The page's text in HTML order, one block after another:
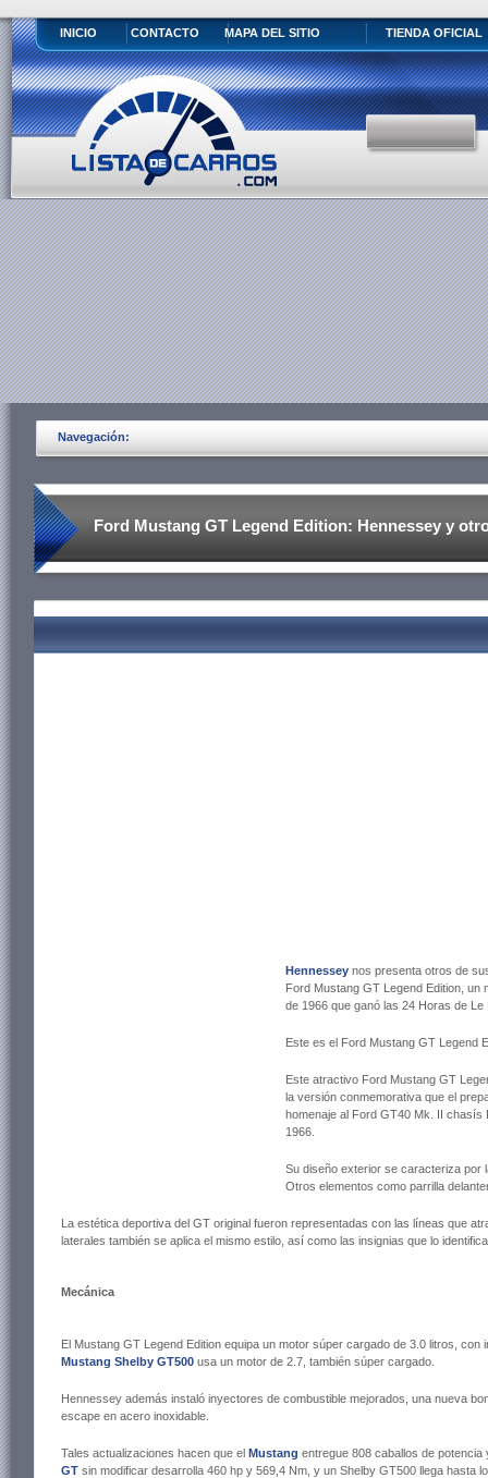
INICIO CONTACTO MAPA DEL SITIO TIENDA OFICIAL
Navegación:
Ford Mustang GT Legend Edition: Hennessey y
Hennessey nos presenta otros de
Ford Mustang GT Legend Edition,
de 1966 que ganó las 24 Horas de
Este es el Ford Mustang GT Legend
Este atractivo Ford Mustang GT
la versión conmemorativa que el
homenaje al Ford GT40 Mk. II chasís
1966.
Su diseño exterior se caracteriza por
Otros elementos como parrilla
La estética deportiva del GT original fueron representadas con las líneas que
laterales también se aplica el mismo estilo, así como las insignias que lo
Mecánica
El Mustang GT Legend Edition equipa un motor súper cargado de 3.0 litros, con
Mustang Shelby GT500 usa un motor de 2.7, también súper cargado.
Hennessey además instaló inyectores de combustible mejorados, una nueva
escape en acero inoxidable.
Tales actualizaciones hacen que el Mustang entregue 808 caballos de
GT sin modificar desarrolla 460 hp y 569,4 Nm, y un Shelby GT500 llega hasta